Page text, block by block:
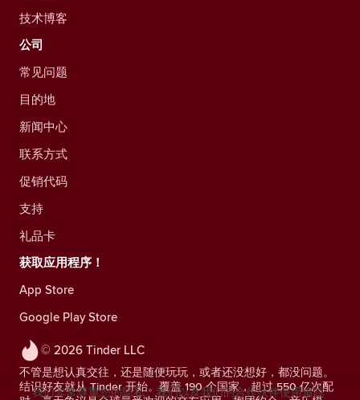
© 2026 Tinder LLC
不管是想认真交往，还是随便玩玩，或者还没想好，都没问题。
结识好友就从 Tinder 开始。覆盖 190 个国家，超过 550 亿次配
技术博客
公司
常见问题
目的地
新闻中心
联系方式
促销代码
支持
礼品卡
获取应用程序！
App Store
Google Play Store
我们非常尊重您的隐私。我们以及我们的合作伙伴使用追踪